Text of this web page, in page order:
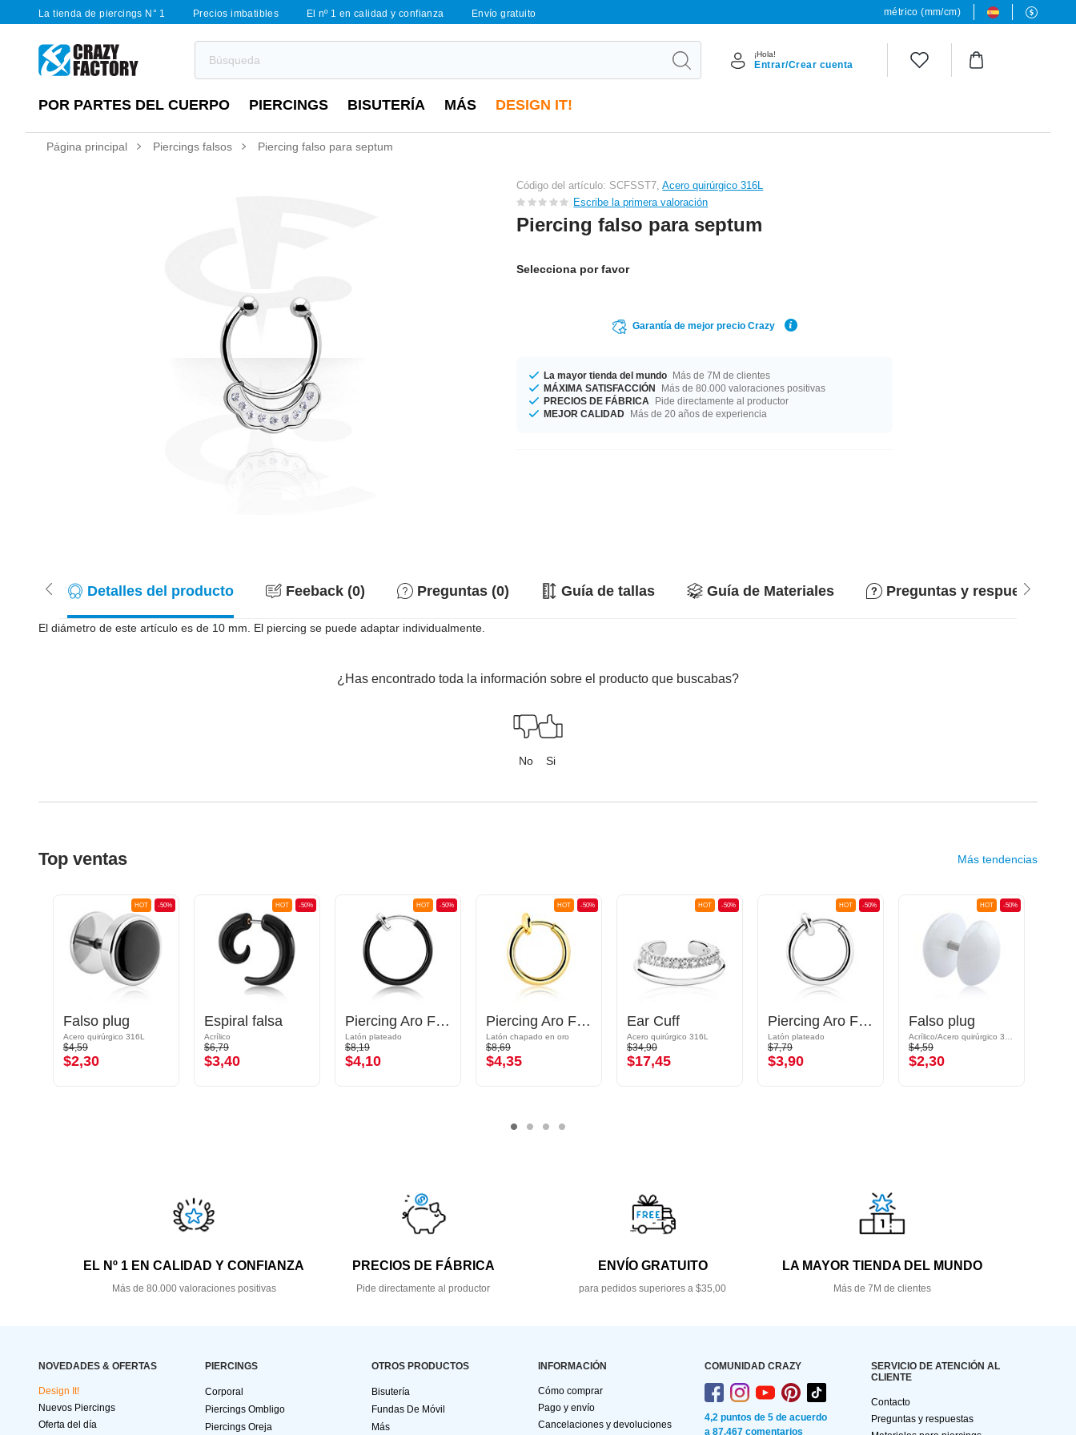
La tienda de piercings N° 1 Precios imbatibles El nº 1 en calidad y confianza Envío gratuito métrico (mm/cm)
¡Hola!
Entrar/Crear cuenta
POR PARTES DEL CUERPO PIERCINGS BISUTERÍA MÁS DESIGN IT!
Página principal Piercings falsos Piercing falso para septum
Código del artículo: SCFSST7,Acero quirúrgico 316L
Escribe la primera valoración
Piercing falso para septum
Selecciona por favor
Garantía de mejor precio Crazy
La mayor tienda del mundo Más de 7M de clientes
MÁXIMA SATISFACCIÓN
Más de 80.000 valoraciones positivas
PRECIOS DE FÁBRICA
Pide directamente al productor
MEJOR CALIDAD Más de 20 años de experiencia
Detalles del producto Feeback (0) Preguntas (0) Guía de tallas Guía de Materiales Preguntas y respuestas
El diámetro de este artículo es de 10 mm. El piercing se puede adaptar individualmente.
¿Has encontrado toda la información sobre el producto que buscabas?
No Si
Top ventas Más tendencias
-50%
HOT
Falso plug
Acero quirúrgico 316L
$4,59
$2,30
-50%
HOT
Espiral falsa
Acrílico
$6,79
$3,40
-50%
HOT
Piercing Aro Falso
Latón plateado
$8,19
$4,10
-50%
HOT
Piercing Aro Falso
Latón chapado en oro
$8,69
$4,35
-50%
HOT
Ear Cuff
Acero quirúrgico 316L
$34,90
$17,45
-50%
HOT
Piercing Aro Falso
Latón plateado
$7,79
$3,90
-50%
HOT
Falso plug
$4,59
$2,30
EL Nº 1 EN CALIDAD Y CONFIANZA
Más de 80.000 valoraciones positivas
PRECIOS DE FÁBRICA
Pide directamente al productor
ENVÍO GRATUITO
para pedidos superiores a $35,00
LA MAYOR TIENDA DEL MUNDO
Más de 7M de clientes
NOVEDADES & OFERTAS
Design It!
Nuevos Piercings
Oferta del día
PIERCINGS
Corporal
Piercings Ombligo
Piercings Oreja
OTROS PRODUCTOS
Bisutería
Fundas De Móvil
Más
INFORMACIÓN
Cómo comprar
Pago y envío
Cancelaciones y devoluciones
COMUNIDAD CRAZY
4,2 puntos de 5 de acuerdo
a 87.467 comentarios
SERVICIO DE ATENCIÓN AL
CLIENTE
Contacto
Preguntas y respuestas